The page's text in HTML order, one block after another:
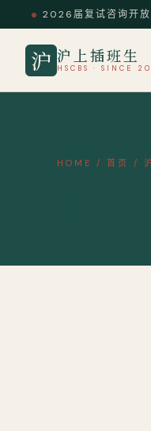
2026届复试咨询开
沪 沪上插班生
HSCBS · SINCE
HOME / 首页 /